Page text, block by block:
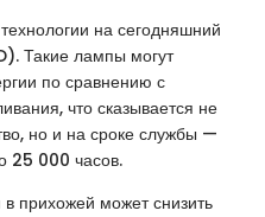
на сегодняшний
Такие лампы могут
по сравнению с
что сказывается не
но и на сроке службы —
25 000 часов.
прихожей может снизить